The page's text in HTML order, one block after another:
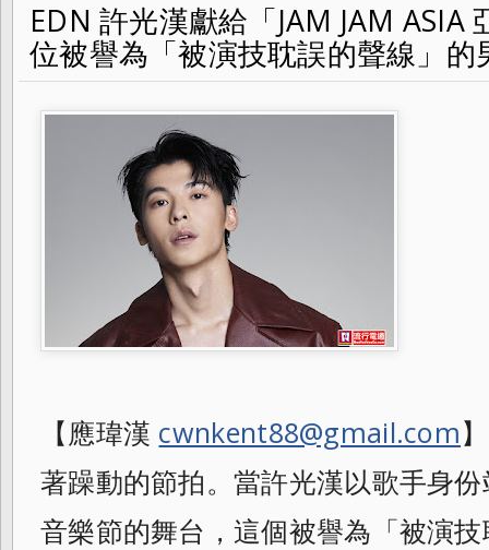
EDN 許光漢獻給「JAM JAM ASIA 亞洲音樂節」音樂覺醒 一位被譽為「
EDN 許光漢獻給「JAM JAM ASIA
位被譽為「被演技耽誤的聲線」的
【應瑋漢 cwnkent88@gmail.com
著躁動的節拍。當許光漢以歌手身份
音樂節的舞台，這個被譽為「被演